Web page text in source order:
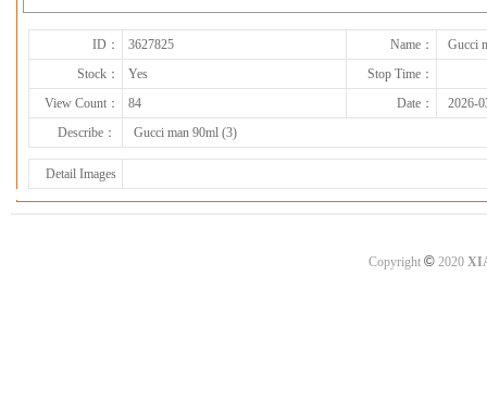
ID： 3627825 Name：
Gucci
Stock：
Yes
Stop Time：
View Count：
84 Date：
2026-
Describe：
Gucci man 90ml (3)
Detail Images
Copyright ©2020